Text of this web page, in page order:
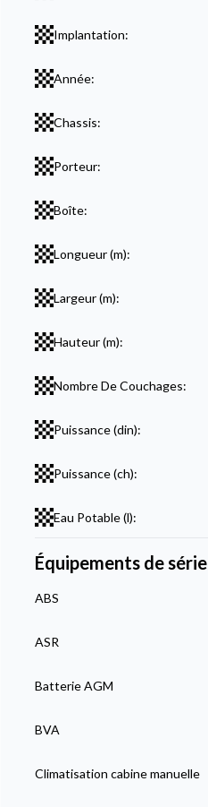
Implantation:
Année:
Chassis:
Porteur:
Boîte:
Longueur (m):
Largeur (m):
Hauteur (m):
Nombre De Couchages:
Puissance (din):
Puissance (ch):
Eau Potable (l):
Équipements de série
ABS
ASR
Batterie AGM
BVA
Climatisation cabine manuelle